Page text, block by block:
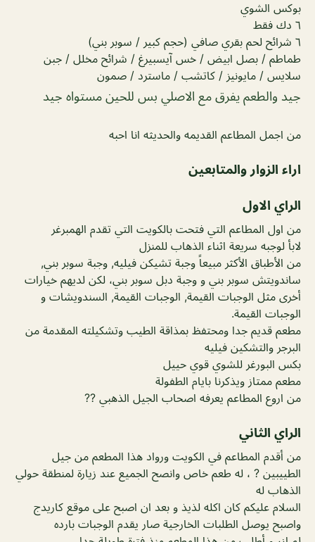
بوكس الشوي
٦ دك فقط
٦ شرائح لحم بقري صافي (حجم كبير / سوبر بني)
طماطم / بصل ابيض / خس آيسبيرغ / شرائح مخلل / جبن
سلايس / مايونيز / كاتشب / ماسترد / صمون
جيد والطعم يفرق مع الاصلي بس للحين مستواه جيد
من اجمل المطاعم القديمه والحديثه انا احبه
اراء الزوار والمتابعين
الراي الاول
من اول المطاعم التي فتحت بالكويت التي تقدم الهمبرغر
لابأ لوجبه سريعة اثناء الذهاب للمنزل
من الأطباق الأكثر مبيعاً وجبة تشيكن فيليه, وجبة سوبر بني,
ساندويتش سوبر بني و وجبة دبل سوبر بني، لكن لديهم خيارات
أخرى مثل الوجبات القيمة, الوجبات القيمة, السندويشات و
الوجبات القيمة.
مطعم قديم جدا ومحتفظ بمذاقة الطيب وتشكيلته المقدمة من
البرجر والتشكين فيليه
بكس البورغر للشوي قوي حييل
مطعم ممتاز ويذكرنا بايام الطفولة
من اروع المطاعم يعرفه اصحاب الجيل الذهبي ??
الراي الثاني
من أقدم المطاعم في الكويت ورواد هذا المطعم من جيل
الطييبين ? ، له طعم خاص وانصح الجميع عند زيارة لمنطقة حولي
الذهاب له
السلام عليكم كان اكله لذيذ و بعد ان اصبح على موقع كاريدج
واصبح يوصل الطلبات الخارجية صار يقدم الوجبات بارده